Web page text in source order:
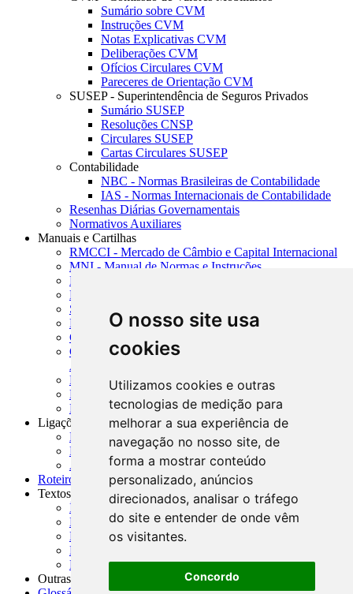
O nosso site usa
cookies
Utilizamos cookies e outras
tecnologias de medição para
melhorar a sua experiência de
navegação no nosso site, de
forma a mostrar conteúdo
personalizado, anúncios
direcionados, analisar o tráfego
do site e entender de onde vêm
os visitantes.
Concordo
Sumário sobre CVM
Instruções CVM
Notas Explicativas CVM
Deliberações CVM
Ofícios Circulares CVM
Pareceres de Orientação CVM
SUSEP - Superintendência de Seguros Privados
Sumário SUSEP
Resoluções CNSP
Circulares SUSEP
Cartas Circulares SUSEP
Contabilidade
NBC - Normas Brasileiras de Contabilidade
IAS - Normas Internacionais de Contabilidade
Resenhas Diárias Governamentais
Normativos Auxiliares
Manuais e Cartilhas
RMCCI - Mercado de Câmbio e Capital Internacional
MNI - Manual de Normas e Instruções
MTVM - Manual de Títulos e Valores Mobiliários
MCR - Manual de Crédito Rural
SISORF - Manual de Organização do SFN
MASUP - Manual de Supervisão Bancária
CADOC - Catálogo de Documentos
CNAE-CONCLA - Classificação Nacional de
Atividades Econômicas
PMF - Cartilhas do BCB
Manuais Auxiliares do BCB e Cosif-e
Resenhas Diárias Governamentais
Ligações Externas
Links Úteis
Presidência da República
Agências Nacionais Reguladoras
Roteiros para Estudos
Textos
Índice de Textos
Editorial
Monografias
Na Imprensa
Fórum de Discussão
Outras ferramentas